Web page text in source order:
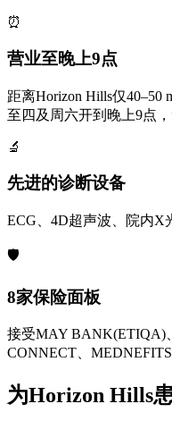
⏰
营业至晚上9点
距离Horizon Hills仅
至四及周六开到晚上9点，
🔬
先进的诊断设备
ECG、4D超声波、院内X
🛡️
8家保险面板
接受MAY BANK(ETIQA)
CONNECT、MEDNEFITS
为Horizon Hills